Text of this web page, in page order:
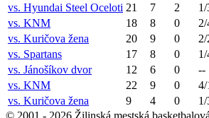
vs. Hyundai Steel Oceloti 21 7 2 1/
vs. KNM 18 8 0 2/
vs. Kuričova žena 20 9 0 2/
vs. Spartans 17 8 0 1/
vs. Jánošíkov dvor 12 6 0 --
vs. KNM 22 9 0 4/
vs. Kuričova žena 9 4 0 1/
© 2001 - 2026 Žilinská mestská